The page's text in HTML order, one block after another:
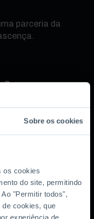
Sobre os cookies
os cookies
do site, permitindo
"Permitir todos",
cookies, que
experiência de
parceria da